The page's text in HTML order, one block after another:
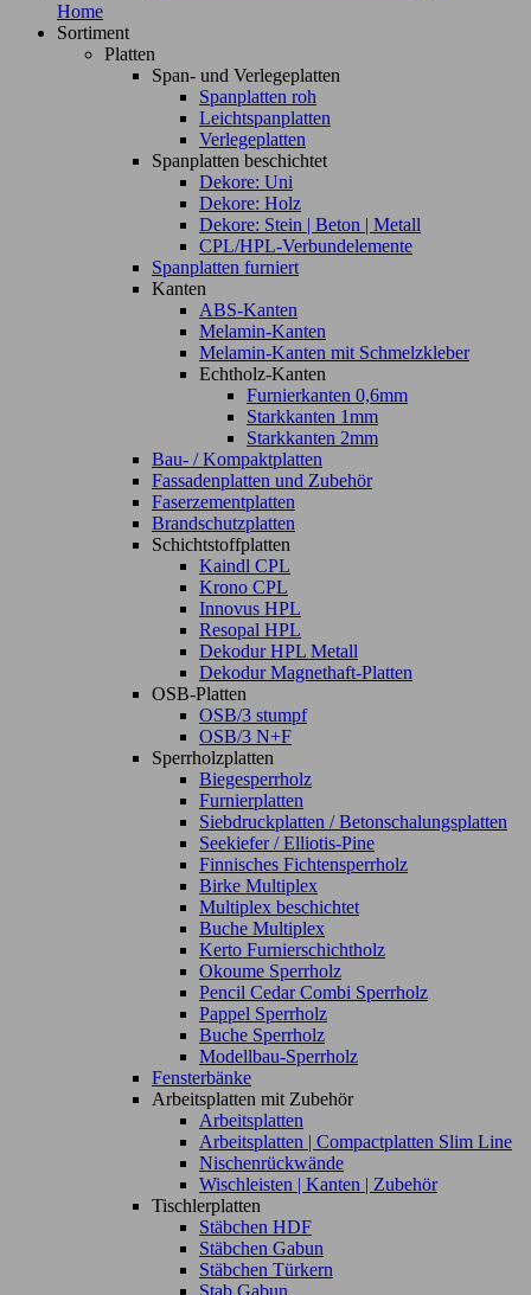
Home
Sortiment
Platten
Span- und Verlegeplatten
Spanplatten roh
Leichtspanplatten
Verlegeplatten
Spanplatten beschichtet
Dekore: Uni
Dekore: Holz
Dekore: Stein | Beton | Metall
CPL/HPL-Verbundelemente
Spanplatten furniert
Kanten
ABS-Kanten
Melamin-Kanten
Melamin-Kanten mit Schmelzkleber
Echtholz-Kanten
Furnierkanten 0,6mm
Starkkanten 1mm
Starkkanten 2mm
Bau- / Kompaktplatten
Fassadenplatten und Zubehör
Faserzementplatten
Brandschutzplatten
Schichtstoffplatten
Kaindl CPL
Krono CPL
Innovus HPL
Resopal HPL
Dekodur HPL Metall
Dekodur Magnethaft-Platten
OSB-Platten
OSB/3 stumpf
OSB/3 N+F
Sperrholzplatten
Biegesperrholz
Furnierplatten
Siebdruckplatten / Betonschalungsplatten
Seekiefer / Elliotis-Pine
Finnisches Fichtensperrholz
Birke Multiplex
Multiplex beschichtet
Buche Multiplex
Kerto Furnierschichtholz
Okoume Sperrholz
Pencil Cedar Combi Sperrholz
Pappel Sperrholz
Buche Sperrholz
Modellbau-Sperrholz
Fensterbänke
Arbeitsplatten mit Zubehör
Arbeitsplatten
Arbeitsplatten | Compactplatten Slim Line
Nischenrückwände
Wischleisten | Kanten | Zubehör
Tischlerplatten
Stäbchen HDF
Stäbchen Gabun
Stäbchen Türkern